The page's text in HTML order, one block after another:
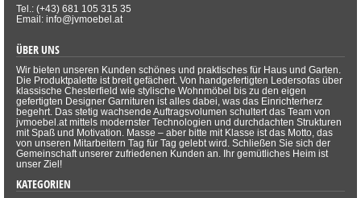
Tel.: (+43) 681 105 315 35
Email: info@jvmoebel.at
ÜBER UNS
Wir bieten unseren Kunden schönes und praktisches für Haus und Garten.
Die Produktpalette ist breit gefächert. Von handgefertigten Ledersofas über
klassische Chesterfield wie stylische Wohnmöbel bis zu den eigen
gefertigten Designer Garnituren ist alles dabei, was das Einrichterherz
begehrt. Das stetig wachsende Auftragsvolumen schultert das Team von
jvmoebel.at mittels modernster Technologien und durchdachten Strukturen
mit Spaß und Motivation. Masse – aber bitte mit Klasse ist das Motto, das
von unseren Mitarbeitern Tag für Tag gelebt wird. Schließen Sie sich der
Gemeinschaft unserer zufriedenen Kunden an. Ihr gemütliches Heim ist
unser Ziel!
KATEGORIEN